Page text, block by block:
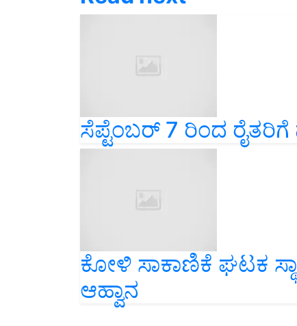
ಸೆಪ್ಟೆಂಬರ್ 7 ರಿಂದ ರೈತರಿಗೆ
ಕೋಳಿ ಸಾಕಾಣಿಕೆ ಘಟಕ
ಆಹ್ವಾನ